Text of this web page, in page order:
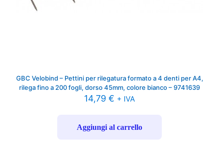
GBC Velobind – Pettini per rilegatura formato a 4 denti per A4,
rilega fino a 200 fogli, dorso 45mm, colore bianco – 9741639
14,79 € + IVA
Aggiungi al carrello